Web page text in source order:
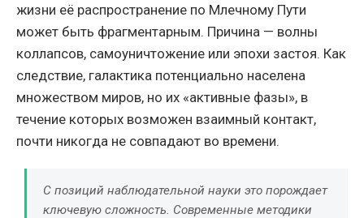
жизни её распространение по Млечному Пути
может быть фрагментарным. Причина — волны
коллапсов, самоуничтожение или эпохи застоя. Как
следствие, галактика потенциально населена
множеством миров, но их «активные фазы», в
течение которых возможен взаимный контакт,
почти никогда не совпадают во времени.
С позиций наблюдательной науки это порождает
ключевую сложность. Современные методики